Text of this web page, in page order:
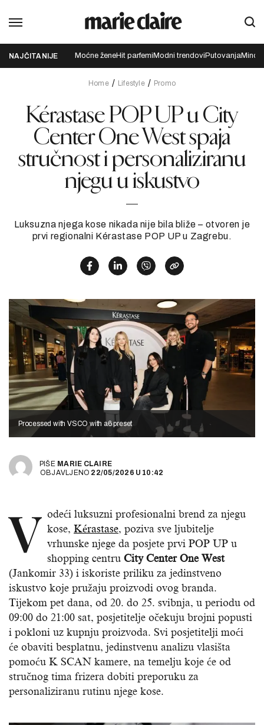
NAJČITANIJE Moćne ženeHit parfemi Modni trendovi Putovanja
Home Lifestyle Promo
Kérastase POP UP u City
Center One West spaja
stručnost i personaliziranu
njegu u iskustvo
Luksuzna njega kose nikada nije bila bliže – otvoren je
prvi regionalni Kérastase POP UP u Zagrebu.
Processed with VSCO with a6 preset
PIŠE MARIE CLAIRE
OBJAVLJENO 22/05/2026 U 10:42
V odeći luksuzni profesionalni brend za njegu
kose, Kérastase, poziva sve ljubitelje
vrhunske njege da posjete prvi POP UP u
shopping centru City Center One West
(Jankomir 33) i iskoriste priliku za jedinstveno
iskustvo koje pružaju proizvodi ovog branda.
Tijekom pet dana, od 20. do 25. svibnja, u periodu od
09:00 do 21:00 sat, posjetitelje očekuju brojni popusti
i pokloni uz kupnju proizvoda. Svi posjetitelji moći
će obaviti besplatnu, jedinstvenu analizu vlasišta
pomoću K SCAN kamere, na temelju koje će od
stručnog tima frizera dobiti preporuku za
personaliziranu rutinu njege kose.